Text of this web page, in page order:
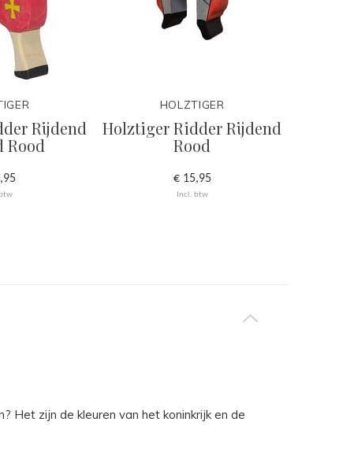
Rijdend
Rood
HOLZTIGER
Holztiger Ridder Rijdend
Rood
€ 15,95
Incl. btw
Het zijn de kleuren van het koninkrijk en de